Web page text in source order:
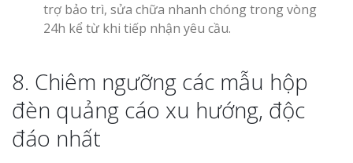
trợ bảo trì, sửa chữa nhanh chóng trong vòng
24h kể từ khi tiếp nhận yêu cầu.
8. Chiêm ngưỡng các mẫu hộp
đèn quảng cáo xu hướng, độc
đáo nhất